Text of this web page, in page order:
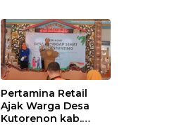
Pertamina Retail
Ajak Warga Desa
Kutorenon kab.